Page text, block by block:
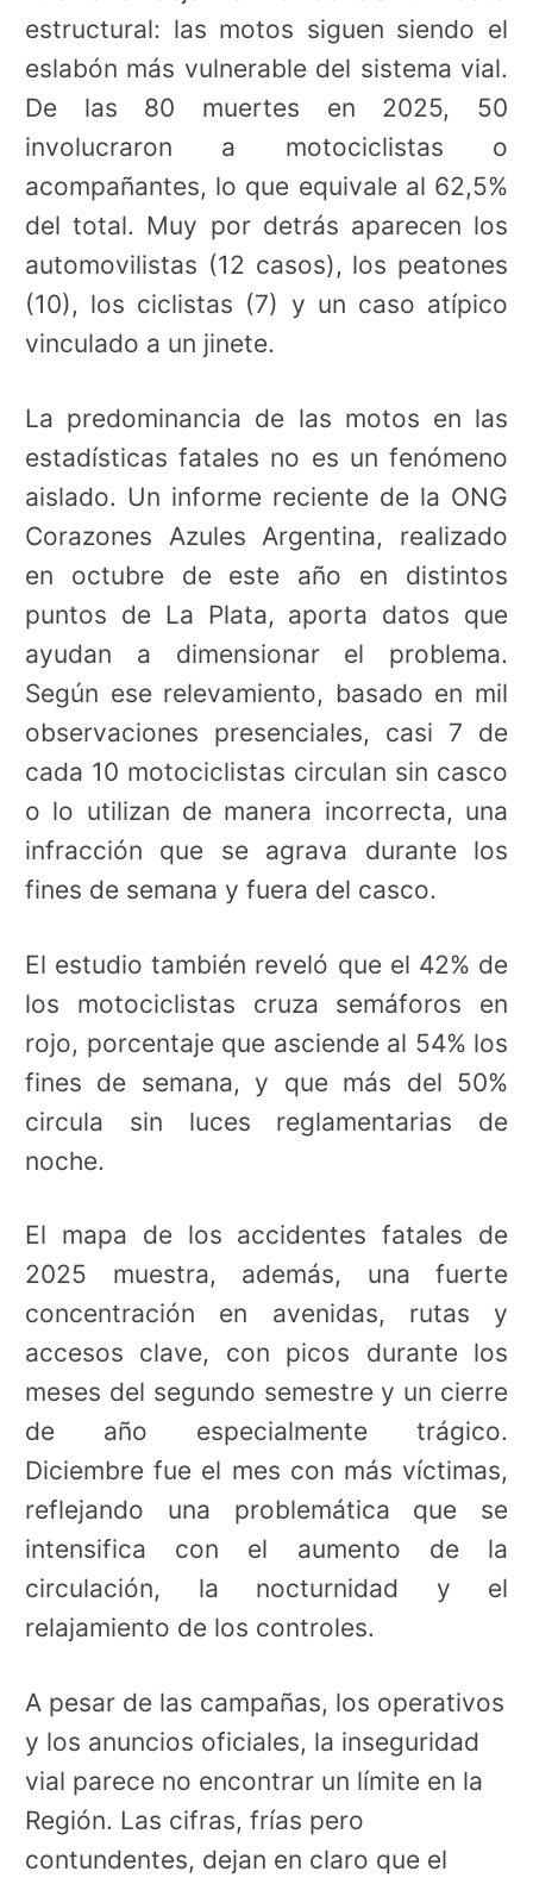
estructural: las motos siguen siendo el
eslabón más vulnerable del sistema vial.
De las 80 muertes en 2025, 50
involucraron a motociclistas o
acompañantes, lo que equivale al 62,5%
del total. Muy por detrás aparecen los
automovilistas (12 casos), los peatones
(10), los ciclistas (7) y un caso atípico
vinculado a un jinete.
La predominancia de las motos en las
estadísticas fatales no es un fenómeno
aislado. Un informe reciente de la ONG
Corazones Azules Argentina, realizado
en octubre de este año en distintos
puntos de La Plata, aporta datos que
ayudan a dimensionar el problema.
Según ese relevamiento, basado en mil
observaciones presenciales, casi 7 de
cada 10 motociclistas circulan sin casco
o lo utilizan de manera incorrecta, una
infracción que se agrava durante los
fines de semana y fuera del casco.
El estudio también reveló que el 42% de
los motociclistas cruza semáforos en
rojo, porcentaje que asciende al 54% los
fines de semana, y que más del 50%
circula sin luces reglamentarias de
noche.
El mapa de los accidentes fatales de
2025 muestra, además, una fuerte
concentración en avenidas, rutas y
accesos clave, con picos durante los
meses del segundo semestre y un cierre
de año especialmente trágico.
Diciembre fue el mes con más víctimas,
reflejando una problemática que se
intensifica con el aumento de la
circulación, la nocturnidad y el
relajamiento de los controles.
A pesar de las campañas, los operativos
y los anuncios oficiales, la inseguridad
vial parece no encontrar un límite en la
Región. Las cifras, frías pero
contundentes, dejan en claro que el